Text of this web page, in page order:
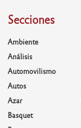
Secciones
Ambiente
Análisis
Automovilismo
Autos
Azar
Basquet